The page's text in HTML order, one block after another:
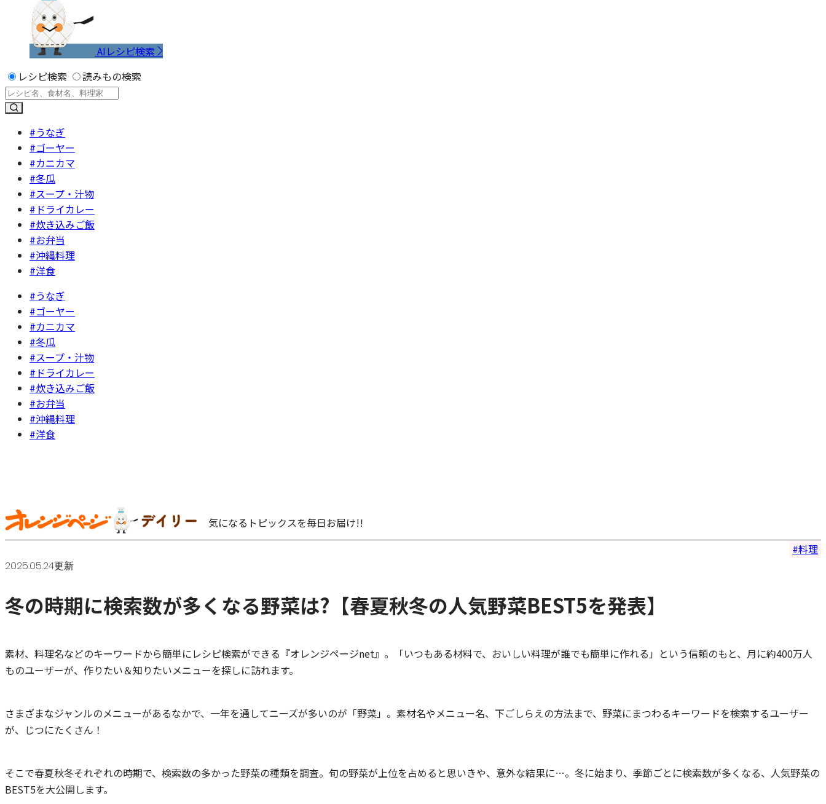
AIレシピ検索
レシピ検索
読みもの検索
#うなぎ
#ゴーヤー
#カニカマ
#冬瓜
#スープ・汁物
#ドライカレー
#炊き込みご飯
#お弁当
#沖縄料理
#洋食
#うなぎ
#ゴーヤー
#カニカマ
#冬瓜
#スープ・汁物
#ドライカレー
#炊き込みご飯
#お弁当
#沖縄料理
#洋食
気になるトピックスを毎日お届け!!
料理
2025.05.24更新
冬の時期に検索数が多くなる野菜は?【春夏秋冬の人気野菜BEST5を発表】
素材、料理名などのキーワードから簡単にレシピ検索ができる『オレンジページnet』。「いつもある材料で、おいしい料理が誰でも簡単に作れる」という信頼のもと、月に約400万人
ものユーザーが、作りたい＆知りたいメニューを探しに訪れます。
さまざまなジャンルのメニューがあるなかで、一年を通してニーズが多いのが「野菜」。素材名やメニュー名、下ごしらえの方法まで、野菜にまつわるキーワードを検索するユーザー
が、じつにたくさん！
そこで春夏秋冬それぞれの時期で、検索数の多かった野菜の種類を調査。旬の野菜が上位を占めると思いきや、意外な結果に…。冬に始まり、季節ごとに検索数が多くなる、人気野菜の
BEST5を大公開します。